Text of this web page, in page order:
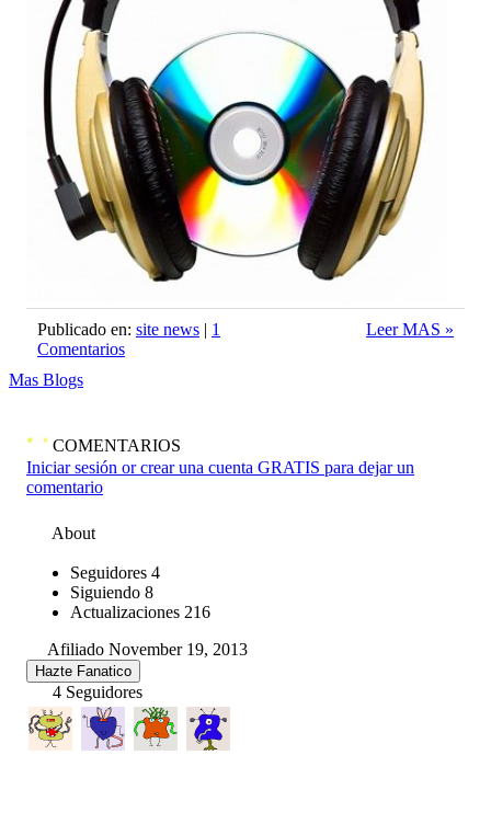
Publicado en: site news | 1
Comentarios
Leer MAS »
Mas Blogs
COMENTARIOS
Iniciar sesión or crear una cuenta GRATIS para dejar un
comentario
About
Seguidores 4
Siguiendo 8
Actualizaciones 216
Afiliado November 19, 2013
Hazte Fanatico
4 Seguidores